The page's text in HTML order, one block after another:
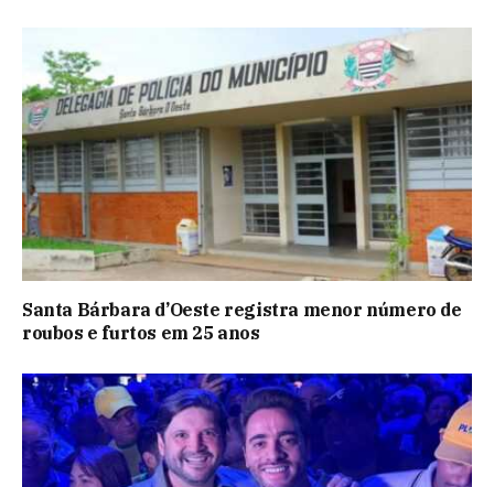
Santa Bárbara d’Oeste registra menor número de
roubos e furtos em 25 anos